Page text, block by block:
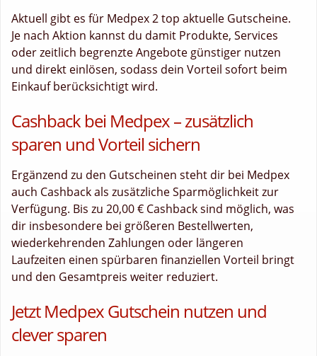
Aktuell gibt es für Medpex 2 top aktuelle Gutscheine.
Je nach Aktion kannst du damit Produkte, Services
oder zeitlich begrenzte Angebote günstiger nutzen
und direkt einlösen, sodass dein Vorteil sofort beim
Einkauf berücksichtigt wird.
Cashback bei Medpex – zusätzlich
sparen und Vorteil sichern
Ergänzend zu den Gutscheinen steht dir bei Medpex
auch Cashback als zusätzliche Sparmöglichkeit zur
Verfügung. Bis zu 20,00 € Cashback sind möglich, was
dir insbesondere bei größeren Bestellwerten,
wiederkehrenden Zahlungen oder längeren
Laufzeiten einen spürbaren finanziellen Vorteil bringt
und den Gesamtpreis weiter reduziert.
Jetzt Medpex Gutschein nutzen und
clever sparen